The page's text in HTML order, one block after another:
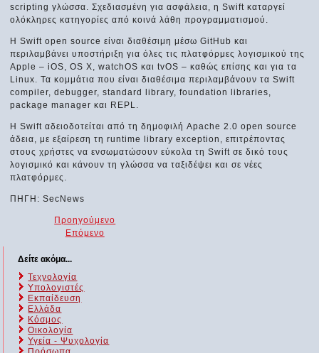
scripting γλώσσα. Σχεδιασμένη για ασφάλεια, η Swift καταργεί
ολόκληρες κατηγορίες από κοινά λάθη προγραμματισμού.
Η Swift open source είναι διαθέσιμη μέσω GitHub και
περιλαμβάνει υποστήριξη για όλες τις πλατφόρμες λογισμικού της
Apple – iOS, OS X, watchOS και tvOS – καθώς επίσης και για τα
Linux. Τα κομμάτια που είναι διαθέσιμα περιλαμβάνουν τα Swift
compiler, debugger, standard library, foundation libraries,
package manager και REPL.
Η Swift αδειοδοτείται από τη δημοφιλή Apache 2.0 open source
άδεια, με εξαίρεση τη runtime library exception, επιτρέποντας
στους χρήστες να ενσωματώσουν εύκολα τη Swift σε δικό τους
λογισμικό και κάνουν τη γλώσσα να ταξιδέψει και σε νέες
πλατφόρμες.
ΠΗΓΗ: SecNews
Προηγούμενο
Επόμενο
Δείτε ακόμα...
Τεχνολογία
Υπολογιστές
Εκπαίδευση
Ελλάδα
Κόσμος
Οικολογία
Υγεία - Ψυχολογία